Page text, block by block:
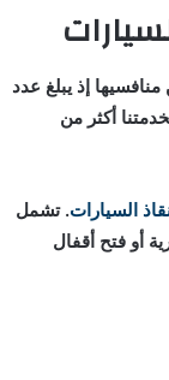
إذ يبلغ عدد
أكثر من
السيارات. تشمل
أو فتح أقفال